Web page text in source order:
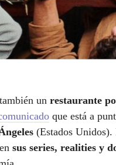
un restaurante
que está a
(Estados
sus series, realities y